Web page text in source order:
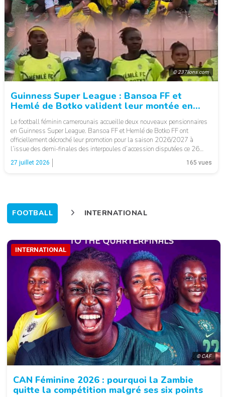
© 237lions.com
Guinness Super League : Bansoa FF et
Hemlé de Botko valident leur montée en
élite
Le football féminin camerounais accueille deux nouveaux pensionnaires
en Guinness Super League. Bansoa FF et Hemlé de Botko FF ont
officiellement décroché leur promotion pour la saison 2026/2027 à
l’issue des demi-finales des interpoules d’accession disputées ce 26
juillet au stade annexe de l’Omnisports de Yaoundé. Les représentantes
de la région de l’Ouest, Bansoa […]
27 juillet 2026 165 vues
FOOTBALL INTERNATIONAL
© CAF
INTERNATIONAL
CAN Féminine 2026 : pourquoi la Zambie
quitte la compétition malgré ses six points